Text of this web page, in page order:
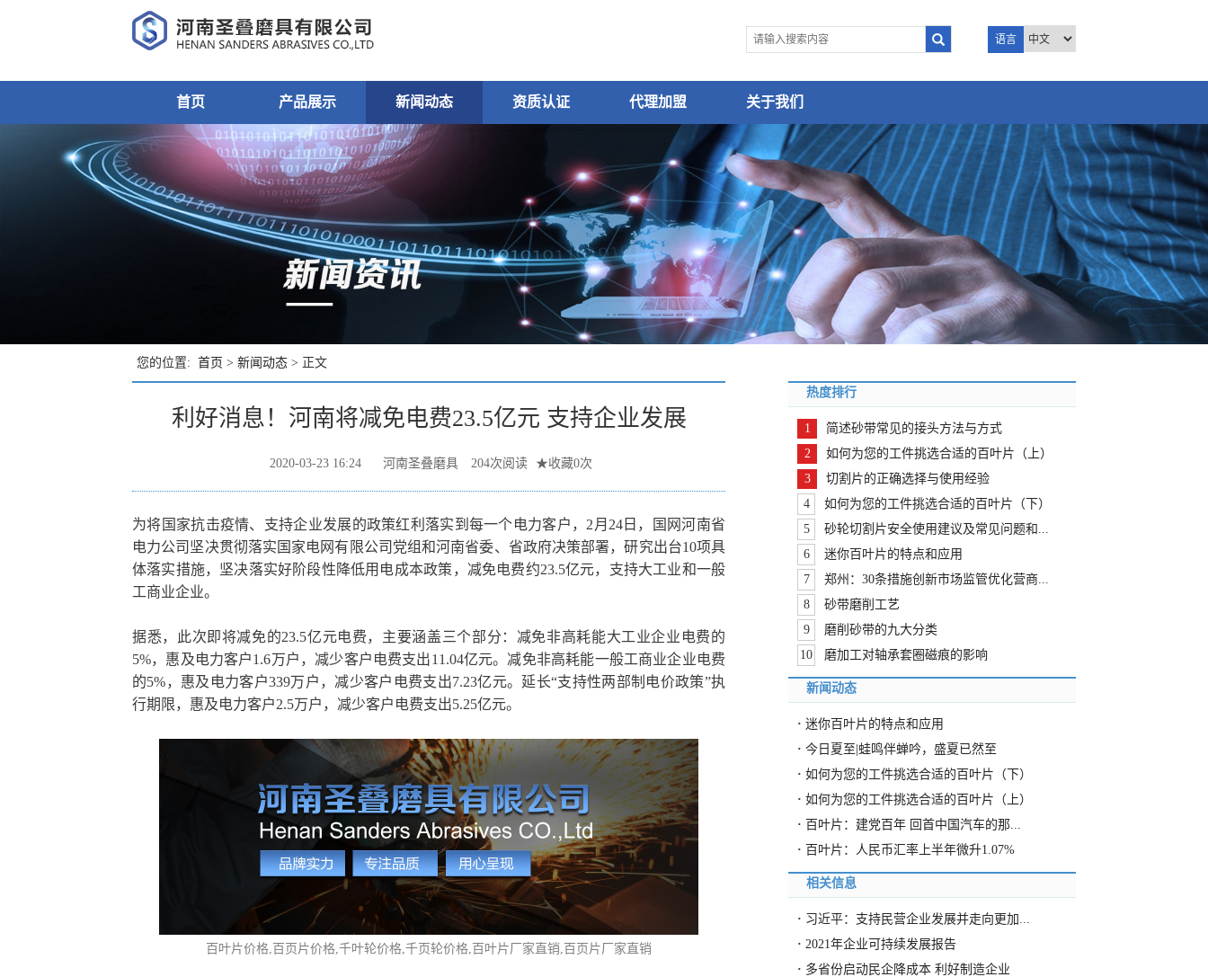
语言
首页 产品展示 新闻动态 资质认证 代理加盟 关于我们
您的位置: 首页 > 新闻动态 > 正文
利好消息！河南将减免电费23.5亿元 支持企业发展
2020-03-23 16:24 河南圣叠磨具 204次阅读 ★收藏0次
为将国家抗击疫情、支持企业发展的政策红利落实到每一个电力客户，2月24日，国网河南省
电力公司坚决贯彻落实国家电网有限公司党组和河南省委、省政府决策部署，研究出台10项具
体落实措施，坚决落实好阶段性降低用电成本政策，减免电费约23.5亿元，支持大工业和一般
工商业企业。
据悉，此次即将减免的23.5亿元电费，主要涵盖三个部分：减免非高耗能大工业企业电费的
5%，惠及电力客户1.6万户，减少客户电费支出11.04亿元。减免非高耗能一般工商业企业电费
的5%，惠及电力客户339万户，减少客户电费支出7.23亿元。延长“支持性两部制电价政策”执
行期限，惠及电力客户2.5万户，减少客户电费支出5.25亿元。
百叶片价格,百页片价格,千叶轮价格,千页轮价格,百叶片厂家直销,百页片厂家直销
热度排行
1
简述砂带常见的接头方法与方式
2
如何为您的工件挑选合适的百叶片（上）
3
切割片的正确选择与使用经验
4
如何为您的工件挑选合适的百叶片（下）
5
砂轮切割片安全使用建议及常见问题和...
6
迷你百叶片的特点和应用
7
郑州：30条措施创新市场监管优化营商...
8
砂带磨削工艺
9
磨削砂带的九大分类
10
磨加工对轴承套圈磁痕的影响
新闻动态
· 迷你百叶片的特点和应用
· 今日夏至|蛙鸣伴蝉吟，盛夏已然至
· 如何为您的工件挑选合适的百叶片（下）
· 如何为您的工件挑选合适的百叶片（上）
· 百叶片：建党百年 回首中国汽车的那...
· 百叶片：人民币汇率上半年微升1.07%
相关信息
· 习近平：支持民营企业发展并走向更加...
· 2021年企业可持续发展报告
· 多省份启动民企降成本 利好制造企业